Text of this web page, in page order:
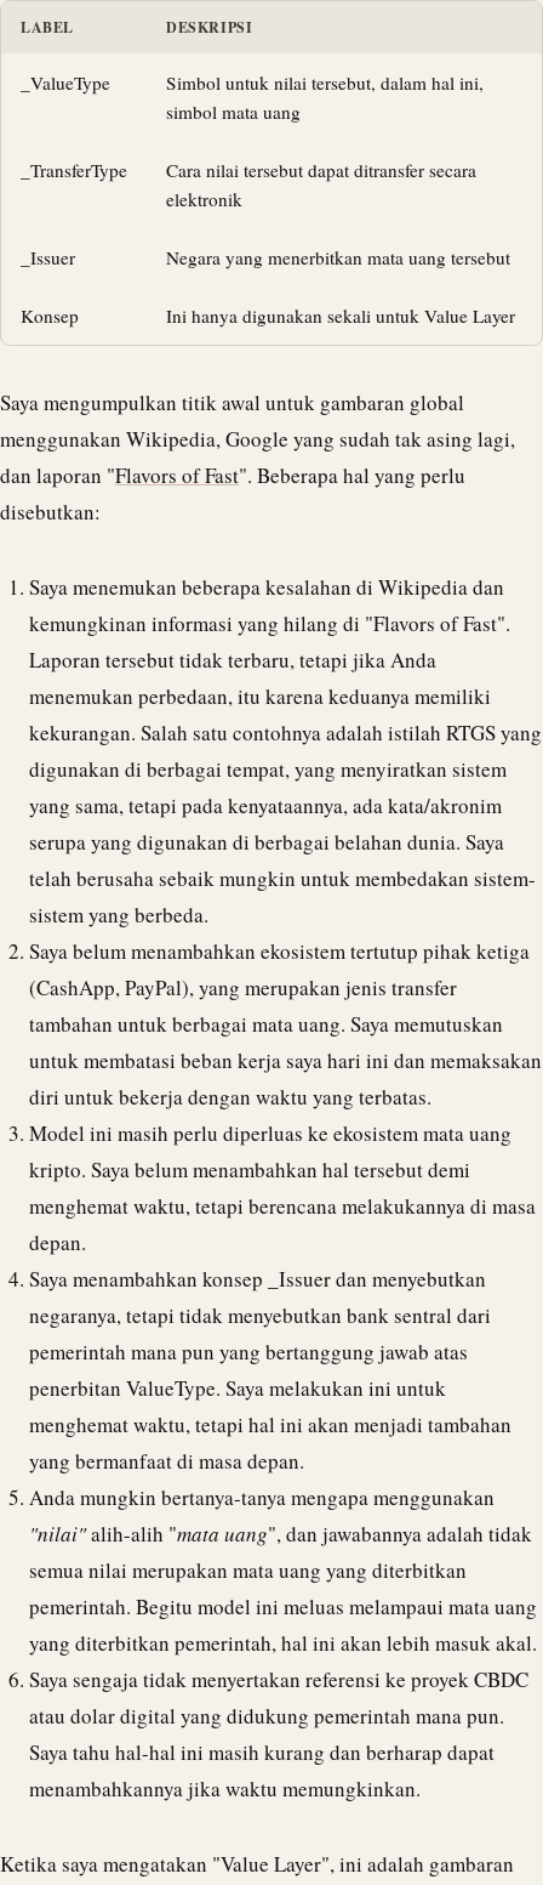
LABEL DESKRIPSI
_ValueType
Simbol untuk nilai tersebut, dalam hal ini,
simbol mata uang
_TransferType
Cara nilai tersebut dapat ditransfer secara
elektronik
_Issuer Negara yang menerbitkan mata uang tersebut
Konsep Ini hanya digunakan sekali untuk Value Layer
Saya mengumpulkan titik awal untuk gambaran global
menggunakan Wikipedia, Google yang sudah tak asing lagi,
dan laporan "Flavors of Fast". Beberapa hal yang perlu
disebutkan:
Saya menemukan beberapa kesalahan di Wikipedia dan
kemungkinan informasi yang hilang di "Flavors of Fast".
Laporan tersebut tidak terbaru, tetapi jika Anda
menemukan perbedaan, itu karena keduanya memiliki
kekurangan. Salah satu contohnya adalah istilah RTGS yang
digunakan di berbagai tempat, yang menyiratkan sistem
yang sama, tetapi pada kenyataannya, ada kata/akronim
serupa yang digunakan di berbagai belahan dunia. Saya
telah berusaha sebaik mungkin untuk membedakan sistem-
sistem yang berbeda.
Saya belum menambahkan ekosistem tertutup pihak ketiga
(CashApp, PayPal), yang merupakan jenis transfer
tambahan untuk berbagai mata uang. Saya memutuskan
untuk membatasi beban kerja saya hari ini dan memaksakan
diri untuk bekerja dengan waktu yang terbatas.
Model ini masih perlu diperluas ke ekosistem mata uang
kripto. Saya belum menambahkan hal tersebut demi
menghemat waktu, tetapi berencana melakukannya di masa
depan.
Saya menambahkan konsep _Issuer dan menyebutkan
negaranya, tetapi tidak menyebutkan bank sentral dari
pemerintah mana pun yang bertanggung jawab atas
penerbitan ValueType. Saya melakukan ini untuk
menghemat waktu, tetapi hal ini akan menjadi tambahan
yang bermanfaat di masa depan.
Anda mungkin bertanya-tanya mengapa menggunakan
"nilai"alih-alih "mata uang", dan jawabannya adalah tidak
semua nilai merupakan mata uang yang diterbitkan
pemerintah. Begitu model ini meluas melampaui mata uang
yang diterbitkan pemerintah, hal ini akan lebih masuk akal.
Saya sengaja tidak menyertakan referensi ke proyek CBDC
atau dolar digital yang didukung pemerintah mana pun.
Saya tahu hal-hal ini masih kurang dan berharap dapat
menambahkannya jika waktu memungkinkan.
Ketika saya mengatakan "Value Layer", ini adalah gambaran